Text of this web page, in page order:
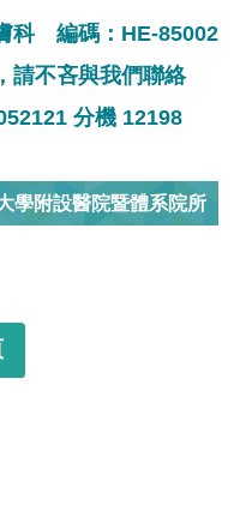
科 編碼：HE-85002
請不吝與我們聯絡
分機 12198
學附設醫院暨體系院所